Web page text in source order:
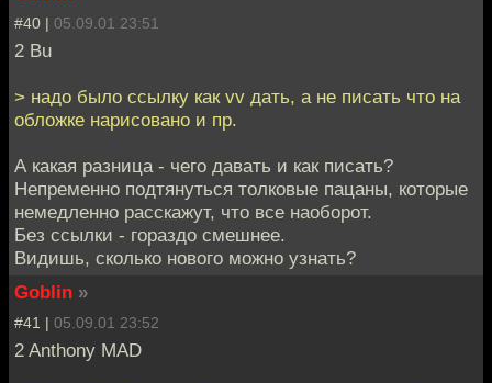
#40 | 05.09.01 23:51
2 Bu
> надо было ссылку как vv дать, а не писать что на
обложке нарисовано и пр.
А какая разница - чего давать и как писать?
Непременно подтянуться толковые пацаны, которые
немедленно расскажут, что все наоборот.
Без ссылки - гораздо смешнее.
Видишь, сколько нового можно узнать?
Goblin »
#41 | 05.09.01 23:52
2 Anthony MAD